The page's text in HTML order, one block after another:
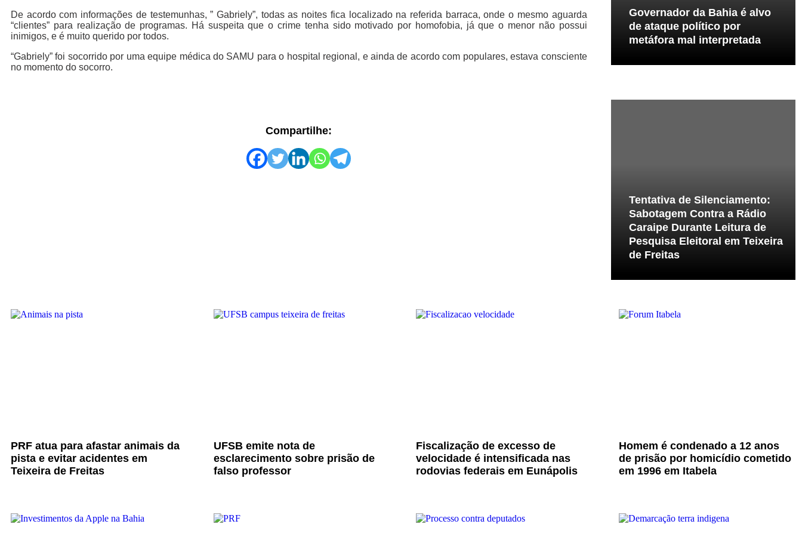
De acordo com informações de testemunhas, ” Gabriely”, todas as noites fica localizado na referida barraca, onde o mesmo aguarda
“clientes” para realização de programas. Há suspeita que o crime tenha sido motivado por homofobia, já que o menor não possui
inimigos, e é muito querido por todos.
“Gabriely” foi socorrido por uma equipe médica do SAMU para o hospital regional, e ainda de acordo com populares, estava consciente
no momento do socorro.
Compartilhe:
Governador da Bahia é alvo
de ataque político por
metáfora mal interpretada
Tentativa de Silenciamento:
Sabotagem Contra a Rádio
Caraipe Durante Leitura de
Pesquisa Eleitoral em Teixeira
de Freitas
PRF atua para afastar animais da
pista e evitar acidentes em
Teixeira de Freitas
UFSB emite nota de
esclarecimento sobre prisão de
falso professor
Fiscalização de excesso de
velocidade é intensificada nas
rodovias federais em Eunápolis
Homem é condenado a 12 anos
de prisão por homicídio cometido
em 1996 em Itabela